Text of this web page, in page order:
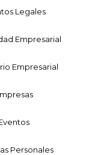
Legales
Empresarial
Empresarial
Personales